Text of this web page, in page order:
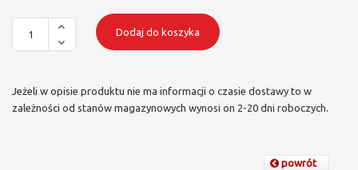
Dodaj do koszyka
Jeżeli w opisie produktu nie ma informacji o czasie dostawy to w
zależności od stanów magazynowych wynosi on 2-20 dni roboczych.
powrót